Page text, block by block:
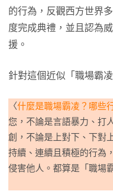
的行為，反觀西方世界
度完成典禮，並且認為
援。
針對這個近似「職場霸
〈什麼是職場霸凌？哪些
您，不論是言語暴力、打
創，不論是上對下、下對
持續、連續且積極的行為
侵害他人。都算是「職場